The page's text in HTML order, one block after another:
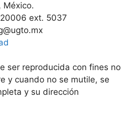
México.
ext. 5037
ser reproducida con fines no
y cuando no se mutile, se
y su dirección